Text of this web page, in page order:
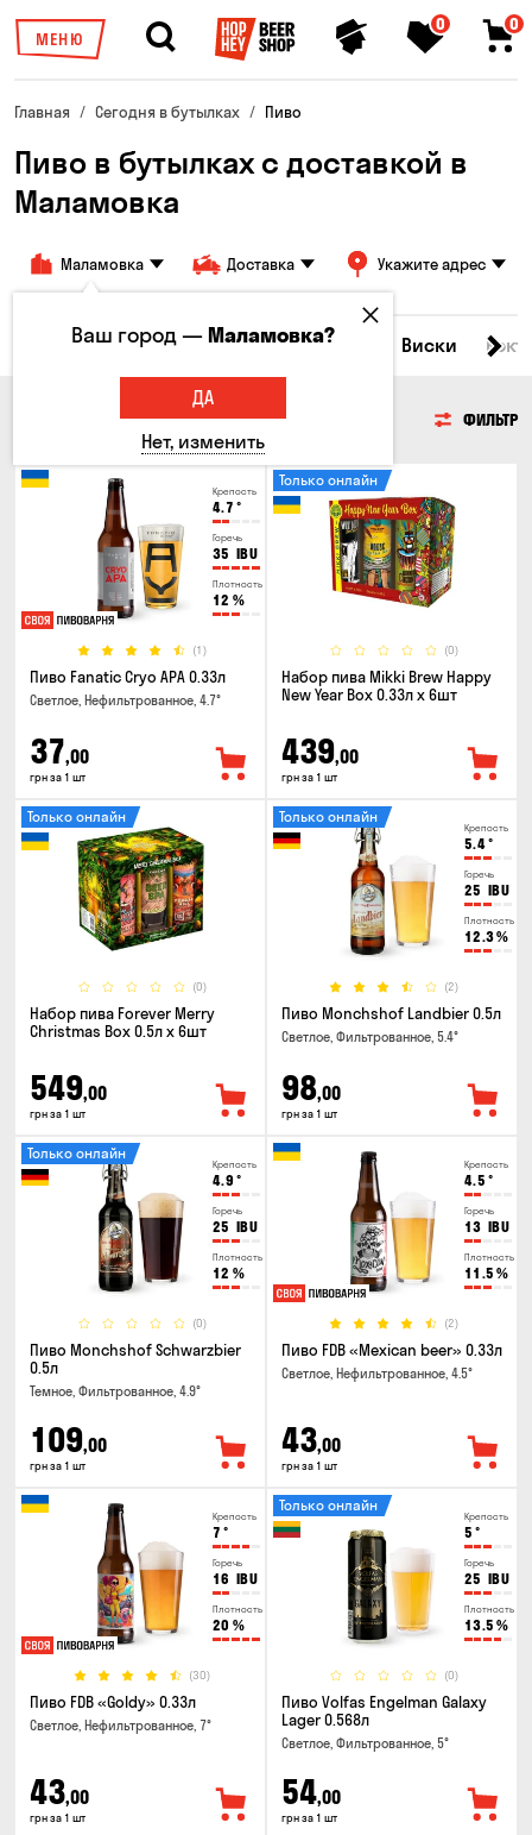
МЕНЮ
0 0
Главная Сегодня в бутылках Пиво
Пиво в бутылках с доставкой в
Маламовка
Маламовка Доставка Укажите адрес
Все товары Пиво Сидр Вино Виски
ФИЛЬТР
Крепость
4.7 °
Горечь
35 IBU
Плотность
12 %
(1)
Пиво Fanatic Cryo APA 0.33л
Светлое, Нефильтрованное, 4.7°
37,00
грн за 1 шт
(0)
Только онлайн
Набор пива Mikki Brew Happy
New Year Box 0.33л x 6шт
439,00
грн за 1 шт
(0)
Только онлайн
Набор пива Forever Merry
Christmas Box 0.5л x 6шт
549,00
грн за 1 шт
Крепость
5.4°
Горечь
25 IBU
Плотность
12.3%
(2)
Только онлайн
Пиво Monchshof Landbier 0.5л
Светлое, Фильтрованное, 5.4°
98,00
грн за 1 шт
Крепость
4.9 °
Горечь
25 IBU
Плотность
12 %
(0)
Только онлайн
Пиво Monchshof Schwarzbier
0.5л
Темное, Фильтрованное, 4.9°
109,00
грн за 1 шт
Крепость
4.5 °
Горечь
13 IBU
Плотность
11.5 %
(2)
Пиво FDB «Mexican beer» 0.33л
Светлое, Нефильтрованное, 4.5°
43,00
грн за 1 шт
Крепость
7 °
Горечь
16 IBU
Плотность
20 %
(30)
Пиво FDB «Goldy» 0.33л
Светлое, Нефильтрованное, 7°
43,00
грн за 1 шт
Крепость
5 °
Горечь
25 IBU
Плотность
13.5 %
(0)
Только онлайн
Пиво Volfas Engelman Galaxy
Lager 0.568л
Светлое, Фильтрованное, 5°
54,00
грн за 1 шт
Ваш город —Маламовка?
ДА
Нет, изменить